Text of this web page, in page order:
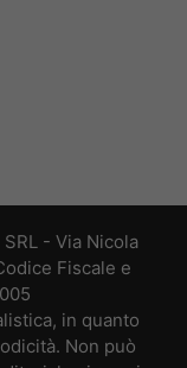
- Via Nicola
Fiscale e
in quanto
Non può